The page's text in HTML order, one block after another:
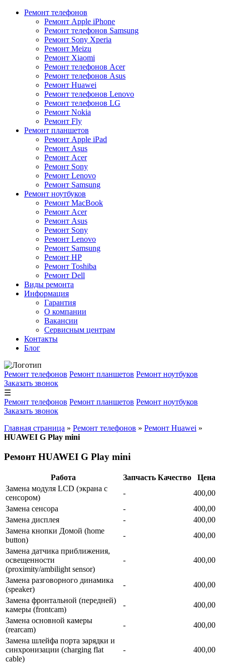
Ремонт телефонов
Ремонт Apple iPhone
Ремонт телефонов Samsung
Ремонт Sony Xperia
Ремонт Meizu
Ремонт Xiaomi
Ремонт телефонов Acer
Ремонт телефонов Asus
Ремонт Huawei
Ремонт телефонов Lenovo
Ремонт телефонов LG
Ремонт Nokia
Ремонт Fly
Ремонт планшетов
Ремонт Apple iPad
Ремонт Asus
Ремонт Acer
Ремонт Sony
Ремонт Lenovo
Ремонт Samsung
Ремонт ноутбуков
Ремонт MacBook
Ремонт Acer
Ремонт Asus
Ремонт Sony
Ремонт Lenovo
Ремонт Samsung
Ремонт HP
Ремонт Toshiba
Ремонт Dell
Виды ремонта
Информация
Гарантия
О компании
Вакансии
Сервисным центрам
Контакты
Блог
Ремонт телефонов Ремонт планшетов Ремонт ноутбуков
Заказать звонок
☰
Ремонт телефонов Ремонт планшетов Ремонт ноутбуков
Заказать звонок
Главная страница » Ремонт телефонов » Ремонт Huawei »
HUAWEI G Play mini
Ремонт HUAWEI G Play mini
Работа Запчасть Качество
Цена
Замена модуля LCD (экрана с
сенсором)
-
400,00
Замена сенсора
-
400,00
Замена дисплея
-
400,00
Замена кнопки Домой (home
button)
-
400,00
Замена датчика приближения,
освещенности
(proximity/ambilight sensor)
- 400,00
Замена разговорного динамика
(speaker)
-
400,00
Замена фронтальной (передней)
камеры (frontcam)
-
400,00
Замена основной камеры
(rearcam)
-
400,00
Замена шлейфа порта зарядки и
синхронизации (charging flat
cable)
- 400,00